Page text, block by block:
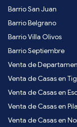
Barrio San Juan
Barrio Belgrano
Barrio Villa Olivos
Barrio Septiembre
Venta de
Venta de Casas en
Venta de Casas en
Venta de Casas en
Venta de Casas en